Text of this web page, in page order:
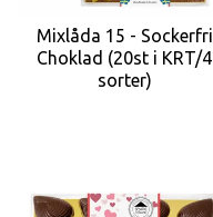
Mixlåda 15 - Sockerfri
Choklad (20st i KRT/4
sorter)